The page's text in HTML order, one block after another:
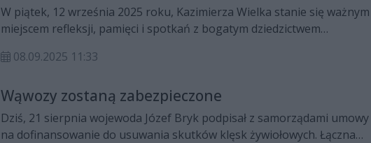
W piątek, 12 września 2025 roku, Kazimierza Wielka stanie się ważnym
miejscem refleksji, pamięci i spotkań z bogatym dziedzictwem
organizowane przez Buskie Stowarzyszenie Kulturalne i liczne lokalne
historią i kulturą.
08.09.2025 11:33
Wąwozy zostaną zabezpieczone
Dziś, 21 sierpnia wojewoda Józef Bryk podpisał z samorządami umowy
na dofinansowanie do usuwania skutków klęsk żywiołowych. Łączna